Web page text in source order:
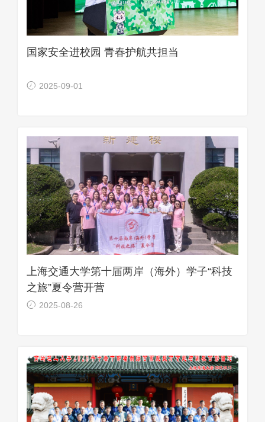
国家安全进校园 青春护航共担当
2025-09-01
上海交通大学第十届两岸（海外）学子“科技
之旅”夏令营开营
2025-08-26